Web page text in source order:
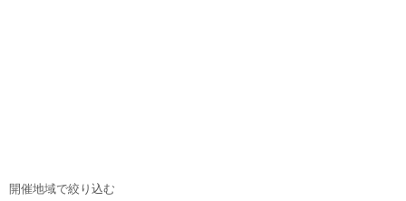
開催地域で絞り込む